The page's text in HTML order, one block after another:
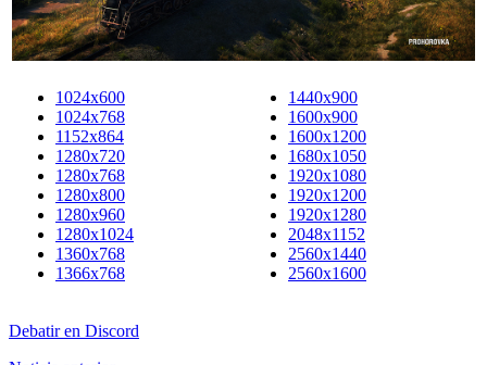
1024x600
1024x768
1152x864
1280x720
1280x768
1280x800
1280x960
1280x1024
1360x768
1366x768
1440x900
1600x900
1600x1200
1680x1050
1920x1080
1920x1200
1920x1280
2048x1152
2560x1440
2560x1600
Debatir en Discord